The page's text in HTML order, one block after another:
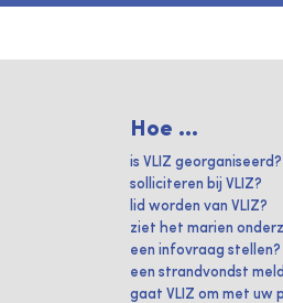
Hoe ...
is VLIZ georganiseerd?
solliciteren bij VLIZ?
lid worden van VLIZ?
ziet het marien
een infovraag stellen?
een strandvondst
gaat VLIZ om met uw